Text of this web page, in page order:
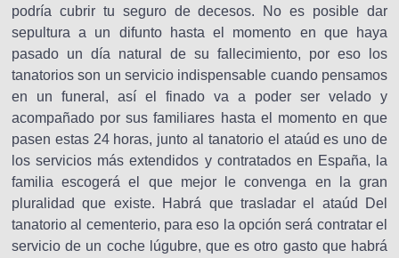
podría cubrir tu seguro de decesos. No es posible dar
sepultura a un difunto hasta el momento en que haya
pasado un día natural de su fallecimiento, por eso los
tanatorios son un servicio indispensable cuando pensamos
en un funeral, así el finado va a poder ser velado y
acompañado por sus familiares hasta el momento en que
pasen estas 24 horas, junto al tanatorio el ataúd es uno de
los servicios más extendidos y contratados en España, la
familia escogerá el que mejor le convenga en la gran
pluralidad que existe. Habrá que trasladar el ataúd Del
tanatorio al cementerio, para eso la opción será contratar el
servicio de un coche lúgubre, que es otro gasto que habrá